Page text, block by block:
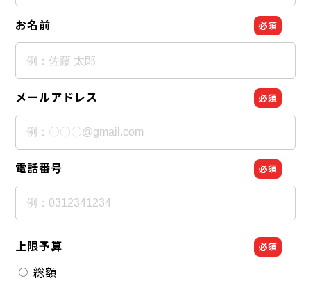
お名前 必須
メールアドレス 必須
電話番号 必須
上限予算 必須
総額